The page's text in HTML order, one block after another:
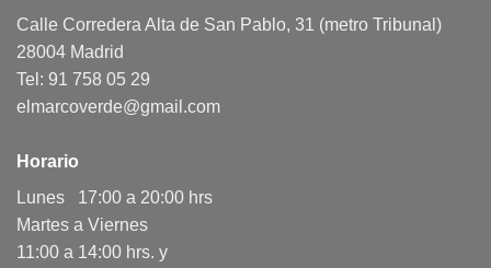
Calle Corredera Alta de San Pablo, 31 (metro Tribunal)
28004 Madrid
Tel: 91 758 05 29
elmarcoverde@gmail.com
Horario
Lunes 17:00 a 20:00 hrs
Martes a Viernes
11:00 a 14:00 hrs. y